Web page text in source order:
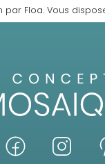
par Floa. Vous